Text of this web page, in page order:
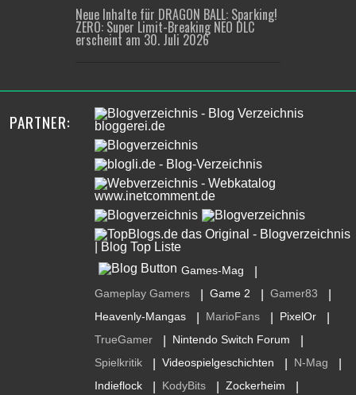
Neue Inhalte für DRAGON BALL: Sparking!
ZERO: Super Limit-Breaking NEO DLC
erscheint am 30. Juli 2026
PARTNER:
Games-Mag
Gameplay Gamers Game 2 Gamer83
Heavenly-Mangas MarioFans PixelOr
TrueGamer Nintendo Switch Forum
Spielkritik Videospielgeschichten N-Mag
Indieflock KodyBits Zockerheim